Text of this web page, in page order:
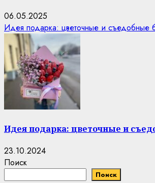
06.05.2025
Идея подарка: цветочные и съедобные
Идея подарка: цветочные и
23.10.2024
Поиск
Поиск